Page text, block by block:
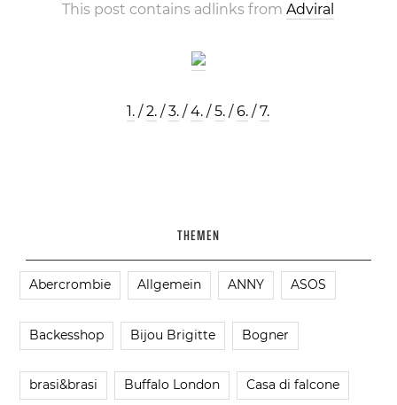
This post contains adlinks fromAdviral
1. /2. /3. /4. /5. /6. /7.
THEMEN
Abercrombie Allgemein ANNY ASOS
Backesshop Bijou Brigitte Bogner
brasi&brasi Buffalo London Casa di falcone